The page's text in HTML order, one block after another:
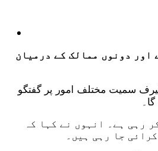
اور دونوں ممالک کے درمیان
سمیت مختلف امور پر گفتگو
رہی ہے۔ انہوں نے کہا کہ
جا رہی ہیں۔